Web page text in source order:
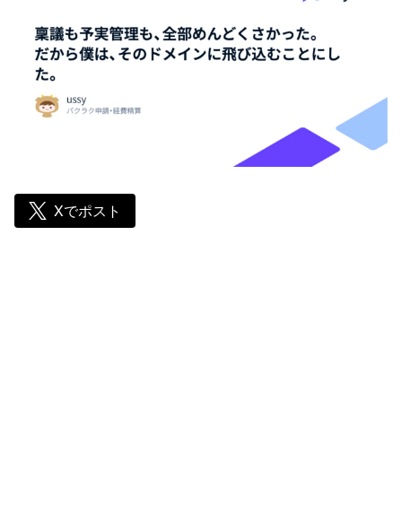
Xでポスト